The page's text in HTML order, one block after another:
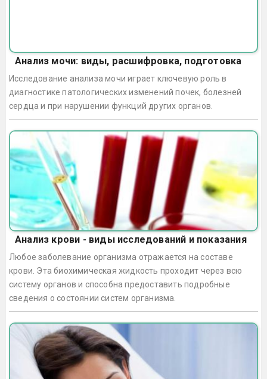
Анализ мочи: виды, расшифровка, подготовка
Исследование анализа мочи играет ключевую роль в
диагностике патологических изменений почек, болезней
сердца и при нарушении функций других органов.
Анализ крови - виды исследований и показания
Любое заболевание организма отражается на составе
крови. Эта биохимическая жидкость проходит через всю
систему органов и способна предоставить подробные
сведения о состоянии систем организма.